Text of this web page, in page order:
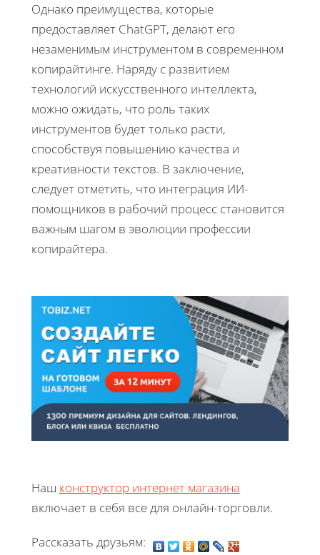
Однако преимущества, которые
предоставляет ChatGPT, делают его
незаменимым инструментом в современном
копирайтинге. Наряду с развитием
технологий искусственного интеллекта,
можно ожидать, что роль таких
инструментов будет только расти,
способствуя повышению качества и
креативности текстов. В заключение,
следует отметить, что интеграция ИИ-
помощников в рабочий процесс становится
важным шагом в эволюции профессии
копирайтера.
Наш конструктор интернет магазина
включает в себя все для онлайн-торговли.
Рассказать друзьям: